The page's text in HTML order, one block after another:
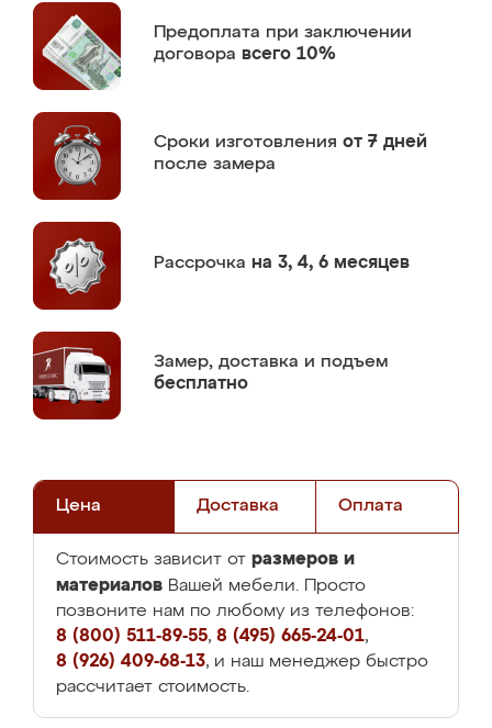
Предоплата при заключении
договора всего 10%
Сроки изготовления от 7 дней
после замера
Рассрочка на 3, 4, 6 месяцев
Замер, доставка и подъем
бесплатно
Цена Доставка Оплата
Стоимость зависит от размеров и
материалов Вашей мебели. Просто
позвоните нам по любому из телефонов:
8 (800) 511-89-55, 8 (495) 665-24-01,
8 (926) 409-68-13, и наш менеджер быстро
рассчитает стоимость.